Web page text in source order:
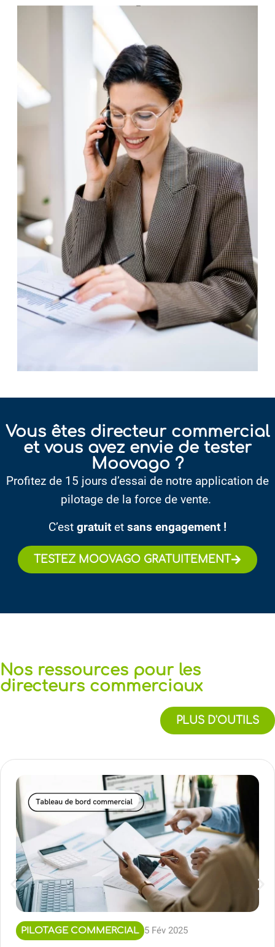
Vous êtes directeur commercial
et vous avez envie de tester
Moovago ?
Profitez de 15 jours d’essai de notre application de
pilotage de la force de vente.
C’est gratuit et sans engagement !
TESTEZ MOOVAGO GRATUITEMENT
Nos ressources pour les
directeurs commerciaux
PLUS D'OUTILS
PILOTAGE COMMERCIAL 5 Fév 2025